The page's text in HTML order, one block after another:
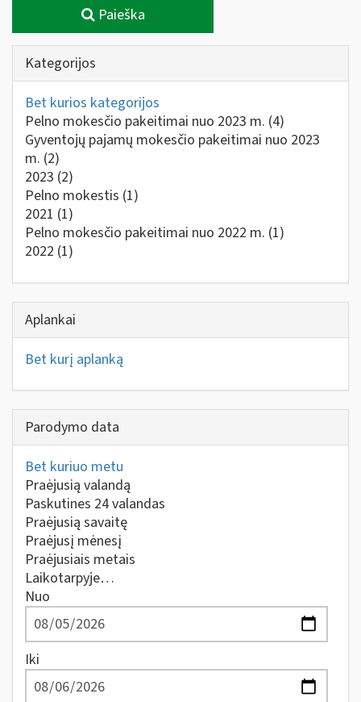
Paieška
Kategorijos
Bet kurios kategorijos
Pelno mokesčio pakeitimai nuo 2023 m. (4)
Gyventojų pajamų mokesčio pakeitimai nuo 2023
m. (2)
2023 (2)
Pelno mokestis (1)
2021 (1)
Pelno mokesčio pakeitimai nuo 2022 m. (1)
2022 (1)
Aplankai
Bet kurį aplanką
Parodymo data
Bet kuriuo metu
Praėjusią valandą
Paskutines 24 valandas
Praėjusią savaitę
Praėjusį mėnesį
Praėjusiais metais
Laikotarpyje…
Nuo
Iki